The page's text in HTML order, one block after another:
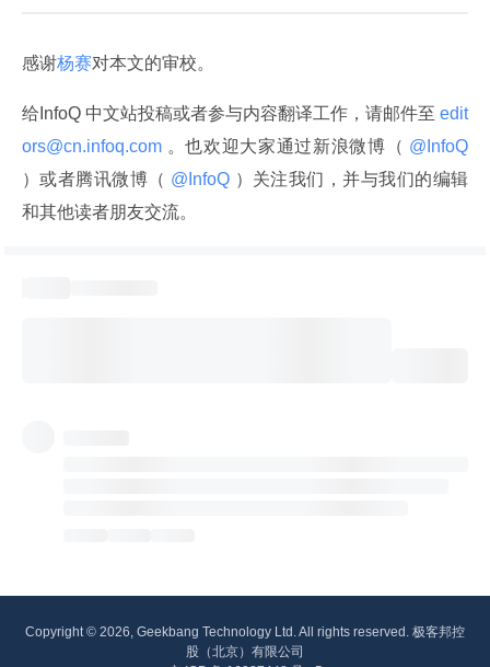
感谢杨赛对本文的审校。
给InfoQ 中文站投稿或者参与内容翻译工作，请邮件至 edit
ors@cn.infoq.com 。也欢迎大家通过新浪微博（
）或者腾讯微博（ @InfoQ ）关注我们，并与我们的编辑
和其他读者朋友交流。
Copyright © 2026, Geekbang Technology Ltd. All rights reserved. 极客邦控
股（北京）有限公司